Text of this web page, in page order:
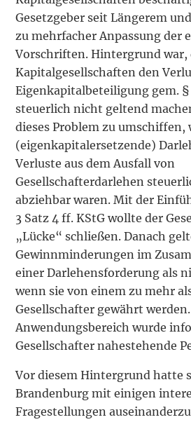
Gesetzgeber seit Längerem
zu mehrfacher Anpassung der
Vorschriften. Hintergrund war,
Kapitalgesellschaften den
Eigenkapitalbeteiligung gem. §
steuerlich nicht geltend
dieses Problem zu
(eigenkapitalersetzende)
Verluste aus dem Ausfall von
Gesellschafterdarlehen
abziehbar waren. Mit der
3 Satz 4 ff. KStG wollte der
„Lücke“ schließen. Danach
Gewinnminderungen im
einer Darlehensforderung als
wenn sie von einem zu mehr
Gesellschafter gewährt
Anwendungsbereich wurde
Gesellschafter nahestehende
Vor diesem Hintergrund hatte
Brandenburg mit einigen
Fragestellungen